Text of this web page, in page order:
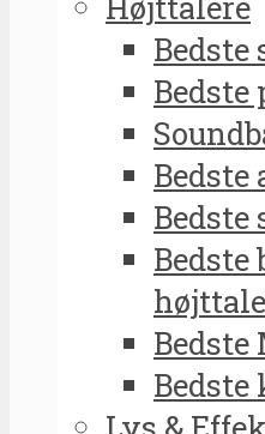
Bedste
Bedste